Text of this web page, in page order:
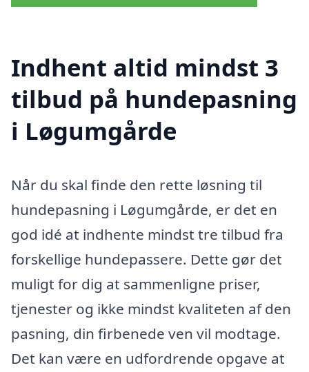
Indhent altid mindst 3
tilbud på hundepasning
i Løgumgårde
Når du skal finde den rette løsning til
hundepasning i Løgumgårde, er det en
god idé at indhente mindst tre tilbud fra
forskellige hundepassere. Dette gør det
muligt for dig at sammenligne priser,
tjenester og ikke mindst kvaliteten af den
pasning, din firbenede ven vil modtage.
Det kan være en udfordrende opgave at